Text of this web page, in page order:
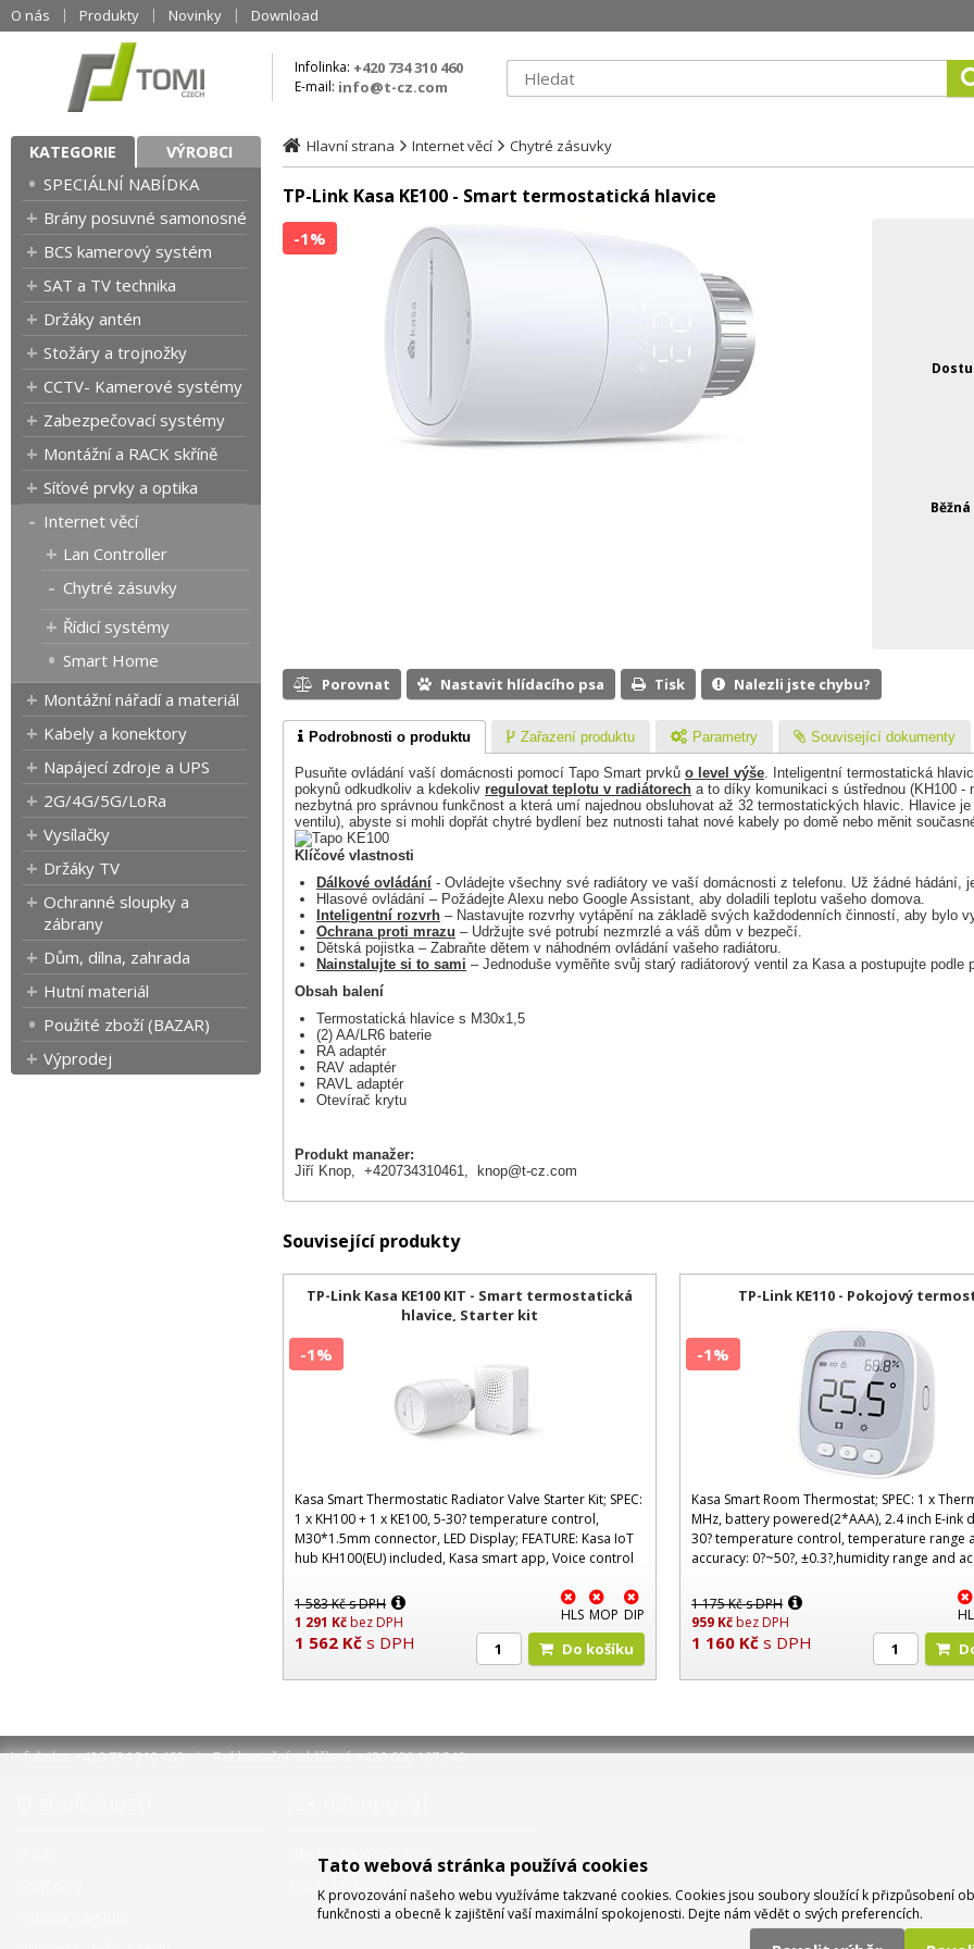
O nás Produkty Novinky Download
Infolinka: +420 734 310 460
E-mail: info@t-cz.com
KATEGORIE VÝROBCI
SPECIÁLNÍ NABÍDKA
Brány posuvné samonosné
BCS kamerový systém
SAT a TV technika
Držáky antén
Stožáry a trojnožky
CCTV- Kamerové systémy
Zabezpečovací systémy
Montážní a RACK skříně
Síťové prvky a optika
Internet věcí
Lan Controller
Chytré zásuvky
Řídicí systémy
Smart Home
Montážní nářadí a materiál
Kabely a konektory
Napájecí zdroje a UPS
2G/4G/5G/LoRa
Vysílačky
Držáky TV
Ochranné sloupky a
zábrany
Dům, dílna, zahrada
Hutní materiál
Použité zboží (BAZAR)
Výprodej
Hlavní strana Internet věcí Chytré zásuvky
TP-Link Kasa KE100 - Smart termostatická hlavice
-1%
Porovnat Nastavit hlídacího psa Tisk Nalezli jste chybu?
Podrobnosti o produktu Zařazení produktu Parametry Související dokumenty
Pusuňte ovládání vaší domácnosti pomocí Tapo Smart prvků o level výše. Inteligentní termostatická
pokynů odkudkoliv a kdekoliv regulovat teplotu v radiátorech a to díky komunikaci s ústřednou (KH100
nezbytná pro správnou funkčnost a která umí najednou obsluhovat až 32 termostatických hlavic. Hlavice je
ventilu), abyste si mohli dopřát chytré bydlení bez nutnosti tahat nové kabely po domě nebo měnit
Klíčové vlastnosti
Dálkové ovládání - Ovládejte všechny své radiátory ve vaší domácnosti z telefonu. Už žádné hádání,
Hlasové ovládání – Požádejte Alexu nebo Google Assistant, aby doladili teplotu vašeho domova.
Inteligentní rozvrh – Nastavujte rozvrhy vytápění na základě svých každodenních činností, aby bylo
Ochrana proti mrazu – Udržujte své potrubí nezmrzlé a váš dům v bezpečí.
Dětská pojistka – Zabraňte dětem v náhodném ovládání vašeho radiátoru.
Nainstalujte si to sami – Jednoduše vyměňte svůj starý radiátorový ventil za Kasa a postupujte podle
Obsah balení
Termostatická hlavice s M30x1,5
(2) AA/LR6 baterie
RA adaptér
RAV adaptér
RAVL adaptér
Otevírač krytu
Produkt manažer:
Jiří Knop, +420734310461,
knop@t-cz.com
Související produkty
TP-Link Kasa KE100 KIT - Smart termostatická
hlavice, Starter kit
Kasa Smart Thermostatic Radiator Valve Starter Kit; SPEC:
1 x KH100 + 1 x KE100, 5-30? temperature control,
M30*1.5mm connector, LED Display; FEATURE: Kasa IoT
hub KH100(EU) included, Kasa smart app, Voice control
1 583Kčs DPH
1 291 Kčbez DPH
1 562 Kč s DPH
-1%
HLS MOP DIP
Do košíku
TP-Link KE110 - Pokojový
Kasa Smart Room Thermostat; SPEC: 1 x
MHz, battery powered(2*AAA), 2.4 inch E-ink
30? temperature control, temperature range
accuracy: 0?~50?, ±0.3?,humidity range and
1 175Kčs DPH
959 Kčbez DPH
1 160 Kč s DPH
-1%
Infolinka: +420 734 310 460 Reklamační oddělení: +420 606 167 349
Obchodní podmínky
Správa cookies
Tato webová stránka používá cookies
K provozování našeho webu využíváme takzvané cookies. Cookies jsou soubory sloužící k přizpůsobení
funkčnosti a obecně k zajištění vaší maximální spokojenosti. Dejte nám vědět o svých preferencích.